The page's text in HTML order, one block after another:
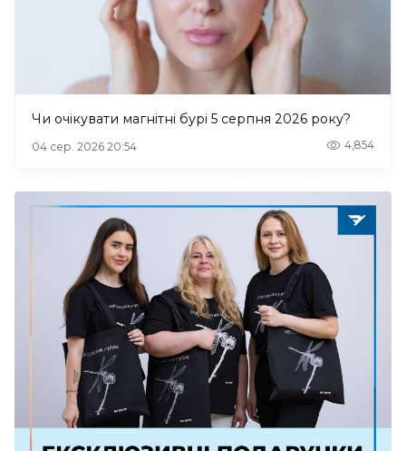
Чи очікувати магнітні бурі 5 серпня 2026 року?
04 сер. 2026 20:54 4,854